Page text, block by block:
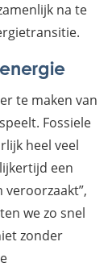
na te
te maken van
Fossiele
heel veel
een
we zo snel
zonder